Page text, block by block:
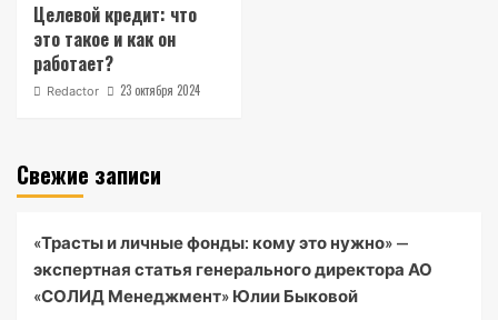
Целевой кредит: что
это такое и как он
работает?
Redactor 23 октября 2024
Свежие записи
«Трасты и личные фонды: кому это нужно» —
экспертная статья генерального директора АО
«СОЛИД Менеджмент» Юлии Быковой